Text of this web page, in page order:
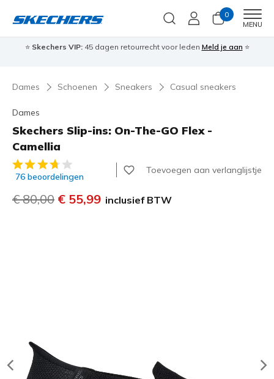
0
MENU
⭐ Skechers VIP:45 dagen retourrecht voor leden Meld je aan ⭐
Dames Schoenen Sneakers Casual sneakers
Dames
Skechers Slip-ins: On-The-GO Flex -
Camellia
3,3 van de 5 klantbeoordelingen
76 beoordelingen
Toevoegen aan verlanglijstje
Prijs verlaagd van
€ 80,00 naar
€ 55,99 inclusief BTW